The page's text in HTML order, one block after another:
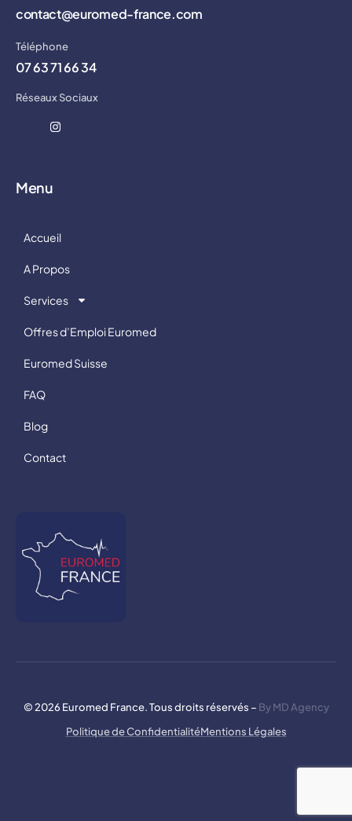
contact@euromed-france.com
Téléphone
07 63 71 66 34
Réseaux Sociaux
Menu
Accueil
A Propos
Services
Offres d’Emploi Euromed
Euromed Suisse
FAQ
Blog
Contact
© 2026 Euromed France. Tous droits réservés – By MD Agency
Politique de ConfidentialitéMentions Légales